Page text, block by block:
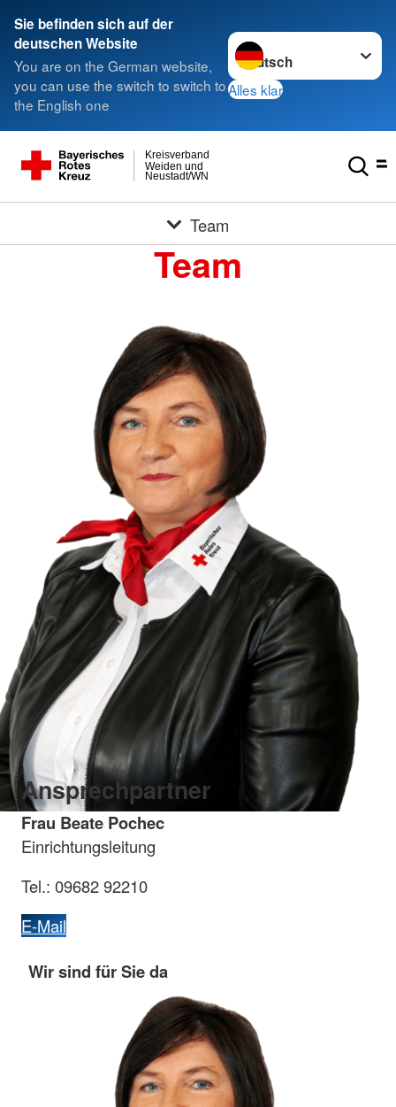
Sie befinden sich auf der
deutschen Website
You are on the German website,
you can use the switch to switch to
the English one
Sprache wechseln zu
Alles klar
Neustadt/WN
Weiden und
Kreisverband
Team
Team
Ansprechpartner
Frau Beate Pochec
Einrichtungsleitung
Tel.: 09682 92210
E-Mail
Wir sind für Sie da